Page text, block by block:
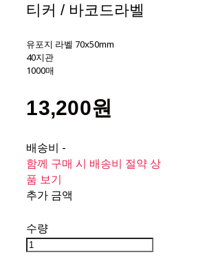
티커 / 바코드라벨
유포지 라벨 70x50mm
40지관
1000매
13,200원
배송비 -
함께 구매 시 배송비 절약 상
품 보기
추가 금액
수량